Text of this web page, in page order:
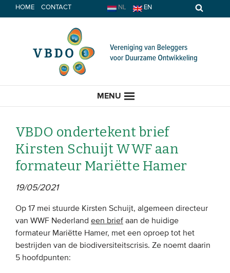
Spring
naar
HOME CONTACT NL EN
MENU
HOME
Nieuws
Opinie
VBDO ondertekent brief
Kirsten Schuijt WWF aan
formateur Mariëtte Hamer
19/05/2021
Op 17 mei stuurde Kirsten Schuijt, algemeen directeur
van WWF Nederland een brief aan de huidige
formateur Mariëtte Hamer, met een oproep tot het
bestrijden van de biodiversiteitscrisis. Ze noemt daarin
5 hoofdpunten: